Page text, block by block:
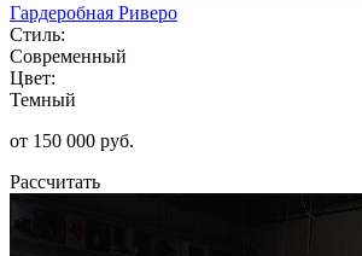
Гардеробная Риверо
Стиль:
Современный
Цвет:
Темный
от 150 000 руб.
Рассчитать